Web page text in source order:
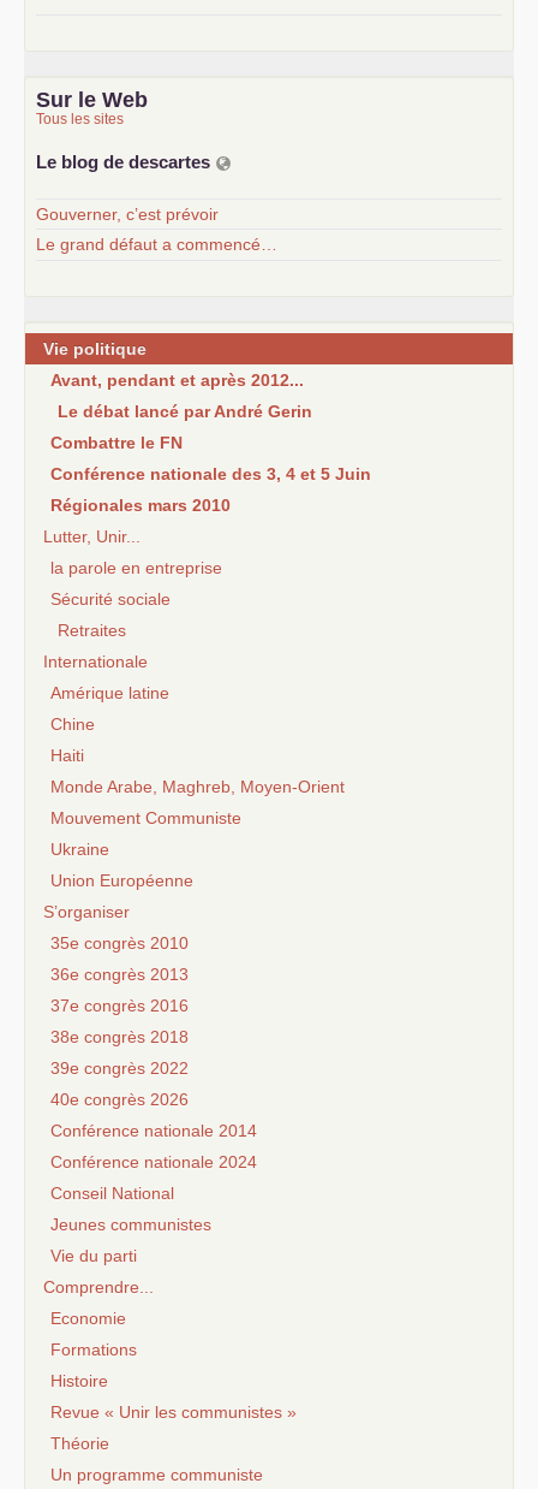
Sur le Web
Tous les sites
Le blog de descartes
Gouverner, c’est prévoir
Le grand défaut a commencé…
Vie politique
Avant, pendant et après 2012...
Le débat lancé par André Gerin
Combattre le FN
Conférence nationale des 3, 4 et 5 Juin
Régionales mars 2010
Lutter, Unir...
la parole en entreprise
Sécurité sociale
Retraites
Internationale
Amérique latine
Chine
Haiti
Monde Arabe, Maghreb, Moyen-Orient
Mouvement Communiste
Ukraine
Union Européenne
S’organiser
35e congrès 2010
36e congrès 2013
37e congrès 2016
38e congrès 2018
39e congrès 2022
40e congrès 2026
Conférence nationale 2014
Conférence nationale 2024
Conseil National
Jeunes communistes
Vie du parti
Comprendre...
Economie
Formations
Histoire
Revue « Unir les communistes »
Théorie
Un programme communiste